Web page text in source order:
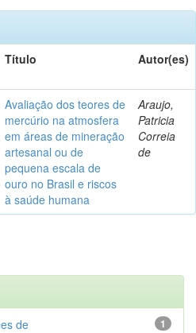
Título Autor(es)
Avaliação dos teores de
mercúrio na atmosfera
em áreas de mineração
artesanal ou de
pequena escala de
ouro no Brasil e riscos
à saúde humana
Araujo,
Patricia
Correia
de
1
de